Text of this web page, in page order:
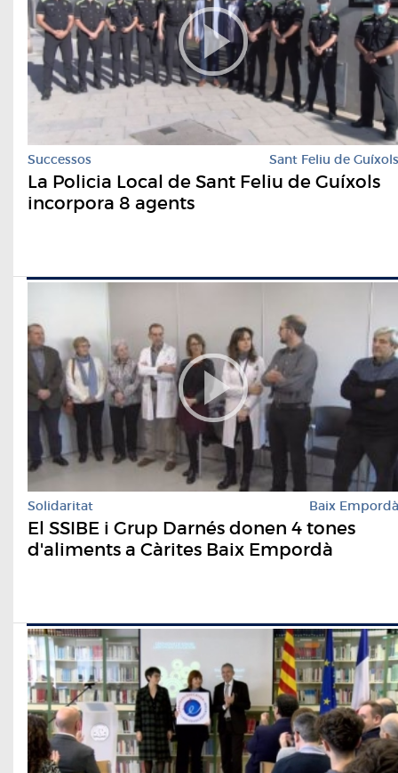
Successos Sant Feliu de Guíxols
La Policia Local de Sant Feliu de Guíxols
incorpora 8 agents
Solidaritat Baix Empordà
El SSIBE i Grup Darnés donen 4 tones
d'aliments a Càrites Baix Empordà